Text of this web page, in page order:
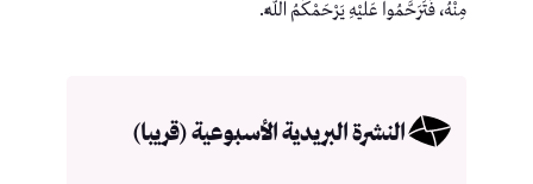
مِنْهُ، فَتَرَحَّمُوا عَلَيْهِ يَرْحَمْكُمُ اللَّهُ.
النشرة البريدية الأسبوعية (قريبا)